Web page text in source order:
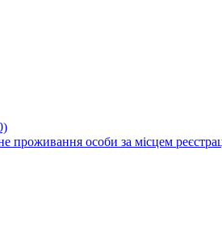
проживання особи за місцем